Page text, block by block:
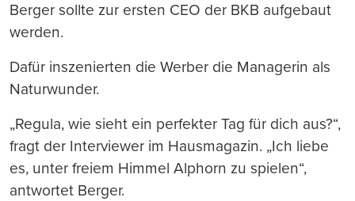
Berger sollte zur ersten CEO der BKB aufgebaut
werden.
Dafür inszenierten die Werber die Managerin als
Naturwunder.
„Regula, wie sieht ein perfekter Tag für dich aus?“,
fragt der Interviewer im Hausmagazin. „Ich liebe
es, unter freiem Himmel Alphorn zu spielen“,
antwortet Berger.